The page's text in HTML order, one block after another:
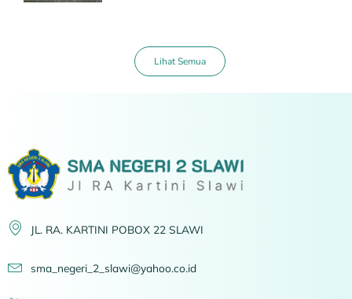
Lihat Semua
JL. RA. KARTINI POBOX 22 SLAWI
sma_negeri_2_slawi@yahoo.co.id